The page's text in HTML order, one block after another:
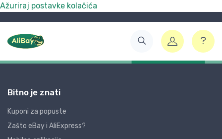
Ažuriraj postavke kolačića
Bitno je znati
Kuponi za popuste
Zašto eBay i AliExpress?